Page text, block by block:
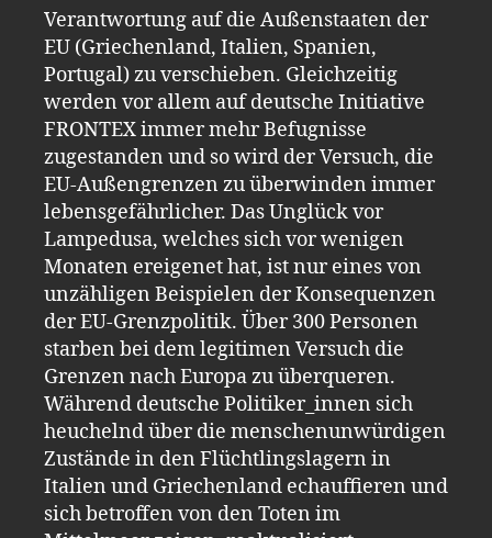
Verantwortung auf die Außenstaaten der
EU (Griechenland, Italien, Spanien,
Portugal) zu verschieben. Gleichzeitig
werden vor allem auf deutsche Initiative
FRONTEX immer mehr Befugnisse
zugestanden und so wird der Versuch, die
EU-Außengrenzen zu überwinden immer
lebensgefährlicher. Das Unglück vor
Lampedusa, welches sich vor wenigen
Monaten ereigenet hat, ist nur eines von
unzähligen Beispielen der Konsequenzen
der EU-Grenzpolitik. Über 300 Personen
starben bei dem legitimen Versuch die
Grenzen nach Europa zu überqueren.
Während deutsche Politiker_innen sich
heuchelnd über die menschenunwürdigen
Zustände in den Flüchtlingslagern in
Italien und Griechenland echauffieren und
sich betroffen von den Toten im